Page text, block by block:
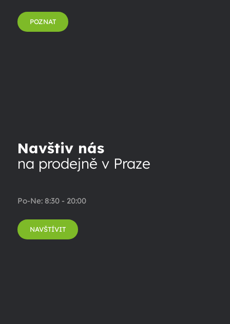
POZNAT
Navštiv nás
na prodejně v Praze
Po-Ne: 8:30 - 20:00
NAVŠTÍVIT